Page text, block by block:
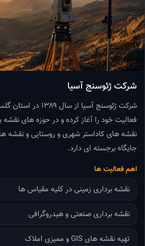
شرکت ژئوسنج آسیا
شرکت ژئوسنج آسیا از
نقشه های کاداستر شهری و روستایی و نقشه
جایگاه برجسته ای دارد.
اهم فعالیت ها
نقشه برداری زمینی در کلیه مقیاس ها
نقشه برداری صنعتی و هیدروگرافی
تهیه نقشه های GIS و ممیزی املاک